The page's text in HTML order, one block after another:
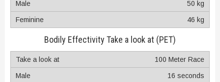
50 kg
46 kg
Bodily Effectivity Take a look at (PET)
100 Meter Race
16 seconds